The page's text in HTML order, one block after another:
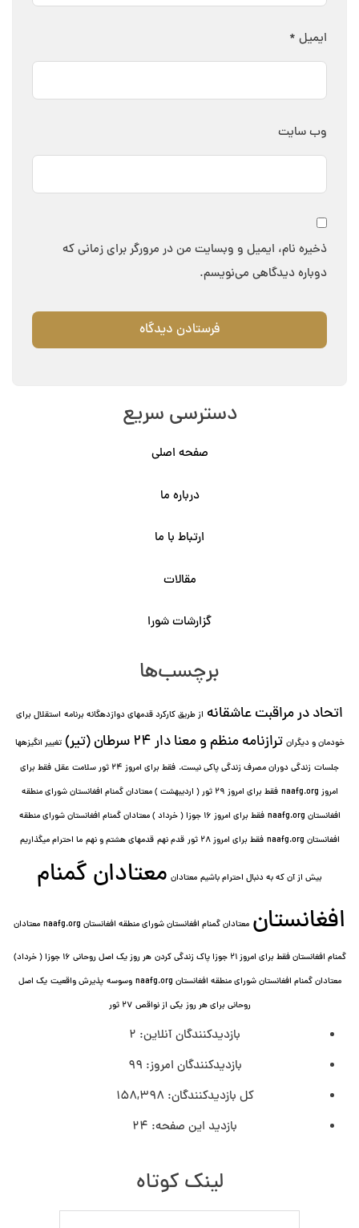
ایمیل *
وب‌ سایت
ذخیره نام، ایمیل و وبسایت من در مرورگر برای زمانی که
دوباره دیدگاهی می‌نویسم.
دسترسی سریع
صفحه اصلی
درباره ما
ارتباط با ما
مقالات
گزارشات شورا
برچسب‌ها
اتحاد در مراقبت عاشقانه از طریق کارکرد قدمهای دوازده⁯گانه برنامه استقلال برای
خودمان و دیگران ترازنامه منظم و معنا دار ٢۴ سرطان (تیر)
تغییر انگیزه⁯ها
جلسات زندگی دوران مصرف زندگی پاکی نیست. فقط برای امروز 24 ثور سلامت عقل
فقط برای
امروز naafg.org
فقط برای امروز ٢٩ ثور ( اردیبهشت ) معتادان گمنام افغانستان شورای منطقه
افغانستان naafg.org
فقط برای امروز ۱۶ جوزا ( خرداد ) معتادان گمنام افغانستان شورای منطقه
افغانستان naafg.org
فقط برای امروز ۲۸ ثور قدم نهم قدمهای هشتم و نهم ما احترام میگذاریم
بیش از آن که به دنبال احترام باشیم معتادان معتادان گمنام
افغانستان معتادان گمنام افغانستان شورای منطقه افغانستان naafg.org معتادان
گمنام افغانستان فقط برای امروز ۲۱ جوزا پاک زندگی کردن
هر روز یک اصل روحانی ۱۶ جوزا ( خرداد)
معتادان گمنام افغانستان شورای منطقه افغانستان naafg.org
وسوسه پذيرش واقعیت یک اصل
روحانی برای هر روز یکی از نواقص ۲۷ ثور
بازدیدکنندگان آنلاین: 2
بازدیدکنندگان امروز: 99
کل بازدیدکنند‌گان: 158,398
بازدید این صفحه: 24
لینک کوتاه